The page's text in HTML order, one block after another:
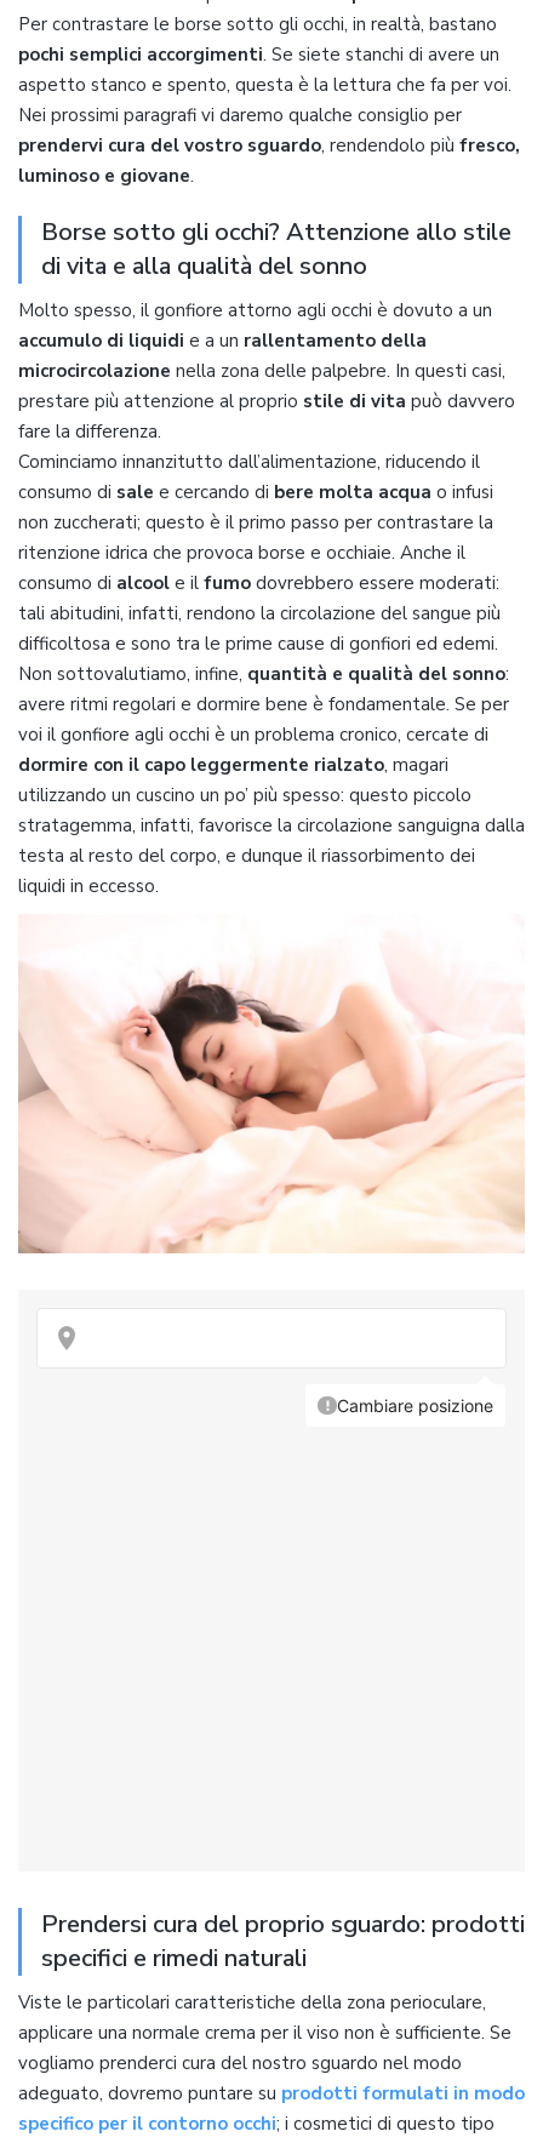
Per contrastare le borse sotto gli occhi, in realtà, bastano
pochi semplici accorgimenti. Se siete stanchi di avere un
aspetto stanco e spento, questa è la lettura che fa per voi.
Nei prossimi paragrafi vi daremo qualche consiglio per
prendervi cura del vostro sguardo, rendendolo più fresco,
luminoso e giovane.
Borse sotto gli occhi? Attenzione allo stile
di vita e alla qualità del sonno
Molto spesso, il gonfiore attorno agli occhi è dovuto a un
accumulo di liquidi e a un rallentamento della
microcircolazione nella zona delle palpebre. In questi casi,
prestare più attenzione al proprio stile di vita può davvero
fare la differenza.
Cominciamo innanzitutto dall’alimentazione, riducendo il
consumo di sale e cercando di bere molta acqua o infusi
non zuccherati; questo è il primo passo per contrastare la
ritenzione idrica che provoca borse e occhiaie. Anche il
consumo di alcool e il fumo dovrebbero essere moderati:
tali abitudini, infatti, rendono la circolazione del sangue più
difficoltosa e sono tra le prime cause di gonfiori ed edemi.
Non sottovalutiamo, infine, quantità e qualità del sonno:
avere ritmi regolari e dormire bene è fondamentale. Se per
voi il gonfiore agli occhi è un problema cronico, cercate di
dormire con il capo leggermente rialzato, magari
utilizzando un cuscino un po’ più spesso: questo piccolo
stratagemma, infatti, favorisce la circolazione sanguigna dalla
testa al resto del corpo, e dunque il riassorbimento dei
liquidi in eccesso.
Prendersi cura del proprio sguardo: prodotti
specifici e rimedi naturali
Viste le particolari caratteristiche della zona perioculare,
applicare una normale crema per il viso non è sufficiente. Se
vogliamo prenderci cura del nostro sguardo nel modo
adeguato, dovremo puntare su prodotti formulati in modo
specifico per il contorno occhi; i cosmetici di questo tipo